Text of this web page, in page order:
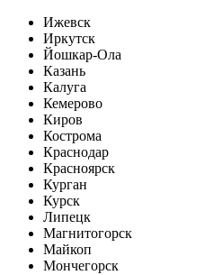
Ижевск
Иркутск
Йошкар-Ола
Казань
Калуга
Кемерово
Киров
Кострома
Краснодар
Красноярск
Курган
Курск
Липецк
Магнитогорск
Майкоп
Мончегорск